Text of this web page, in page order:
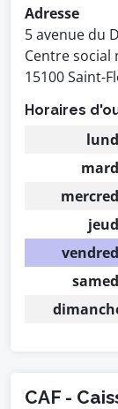
Adresse
5 avenue du
Centre social
15100 Saint-
Horaires
CAF -